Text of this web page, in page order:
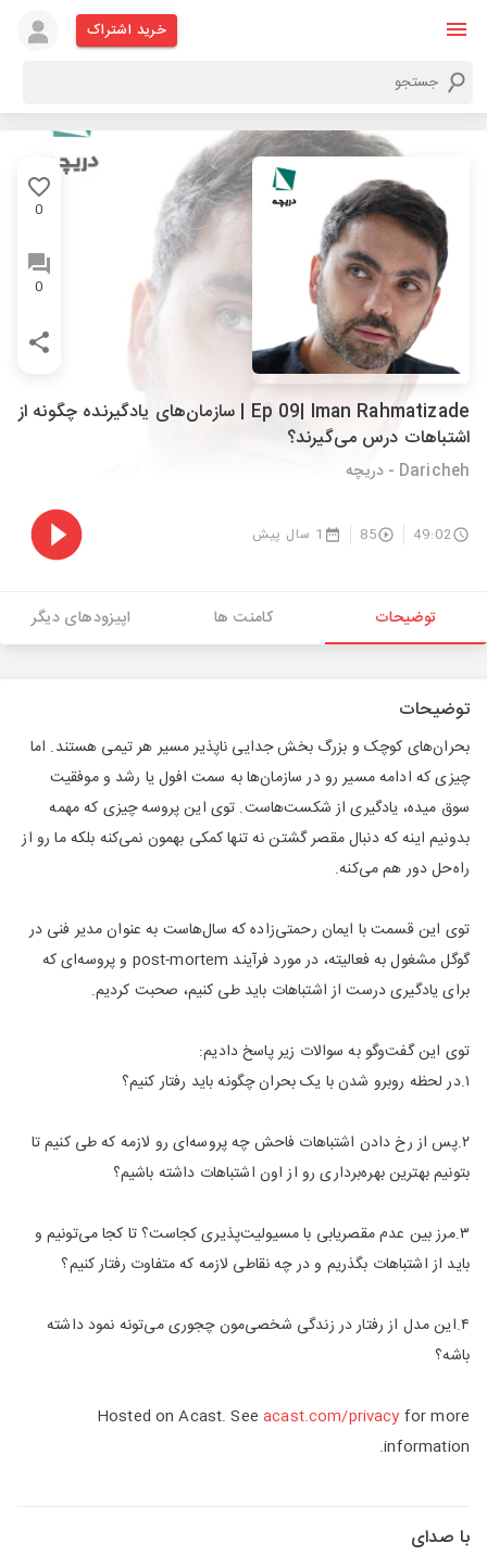
خرید اشتراک
0
0
Ep 09| Iman Rahmatizade | سازمان‌های یادگیرنده چگونه از
اشتباهات درس می‌گیرند؟
Daricheh - دریچه
49:02
85 1 سال پیش
توضیحات کامنت ها اپیزودهای دیگر
توضیحات
بحران‌های کوچک و بزرگ بخش جدایی ناپذیر مسیر هر تیمی هستند. اما
چیزی که ادامه مسیر رو در سازمان‌ها به سمت افول یا رشد و موفقیت
سوق میده، یادگیری از شکست‌هاست. توی این پروسه چیزی که مهمه
بدونیم اینه که دنبال مقصر گشتن نه تنها کمکی بهمون نمی‌کنه بلکه ما رو از
راه‌حل دور هم می‌کنه.
توی این قسمت با ایمان رحمتی‌زاده که سال‌هاست به عنوان مدیر فنی در
گوگل مشغول به فعالیته، در مورد فرآیند post-mortem و پروسه‌ای که
برای یادگیری درست از اشتباهات باید طی کنیم، صحبت کردیم.
توی این گفت‌وگو به سوالات زیر پاسخ دادیم:
۱.در لحظه روبرو شدن با یک بحران چگونه باید رفتار کنیم؟
۲.پس از رخ دادن اشتباهات فاحش چه پروسه‌ای رو لازمه که طی کنیم تا
بتونیم بهترین بهره‌برداری رو از اون اشتباهات داشته باشیم؟‌
۳.مرز بین عدم مقصریابی با مسیولیت‌پذیری کجاست؟ تا کجا می‌تونیم و
باید از اشتباهات بگذریم و در چه نقاطی لازمه که متفاوت رفتار کنیم؟
۴.این مدل از رفتار در زندگی شخصی‌مون چجوری می‌تونه نمود داشته
باشه؟
Hosted on Acast. Seeacast.com/privacy for more
information.
با صدای